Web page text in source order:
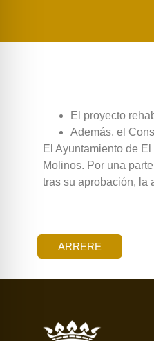
El proyecto
Además, el
El Ayuntamiento de El
Molinos. Por una
tras su aprobación, la
ARRERE